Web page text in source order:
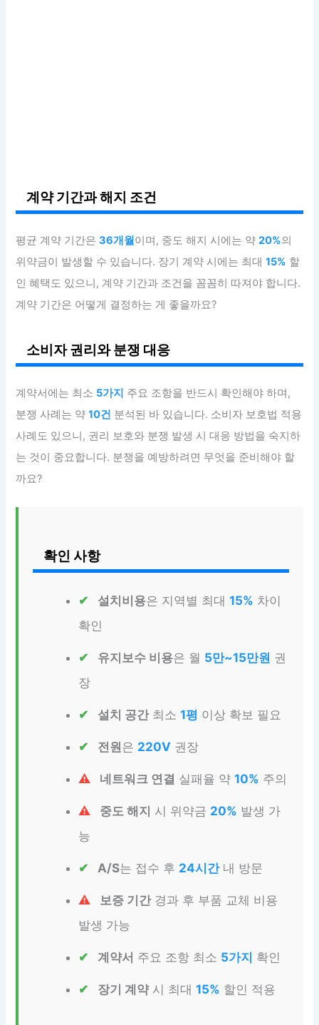
계약 기간과 해지 조건
평균 계약 기간은36개월이며, 중도 해지 시에는 약20%의
위약금이 발생할 수 있습니다. 장기 계약 시에는 최대15% 할
인 혜택도 있으니, 계약 기간과 조건을 꼼꼼히 따져야 합니다.
계약 기간은 어떻게 결정하는 게 좋을까요?
소비자 권리와 분쟁 대응
계약서에는 최소 5가지 주요 조항을 반드시 확인해야 하며,
분쟁 사례는 약10건 분석된 바 있습니다. 소비자 보호법 적용
사례도 있으니, 권리 보호와 분쟁 발생 시 대응 방법을 숙지하
는 것이 중요합니다. 분쟁을 예방하려면 무엇을 준비해야 할
까요?
확인 사항
설치비용은 지역별 최대15% 차이
확인
유지보수 비용은 월 5만~15만원 권
장
설치 공간최소1평 이상 확보 필요
전원은 220V 권장
네트워크 연결 실패율 약10% 주의
중도 해지 시 위약금 20% 발생 가
능
A/S는 접수 후 24시간내 방문
보증 기간경과 후 부품 교체 비용
발생 가능
계약서 주요 조항 최소 5가지 확인
장기 계약시 최대15% 할인 적용